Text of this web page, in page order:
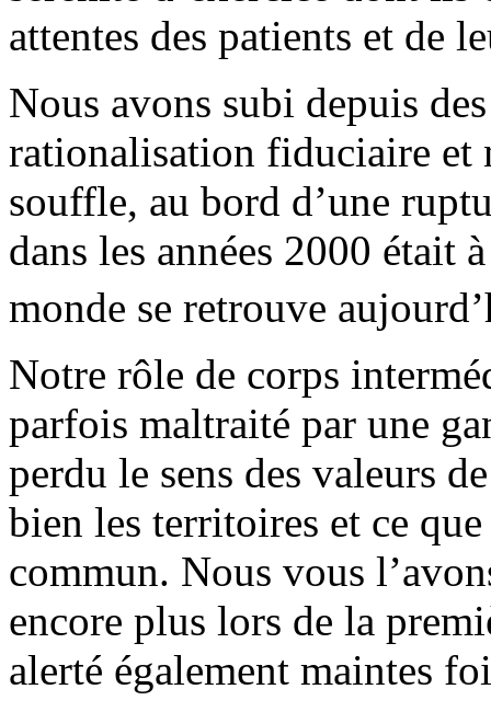
attentes des patients et de
Nous avons subi depuis
rationalisation fiduciaire et
souffle, au bord d’une
dans les années 2000 était
monde se retrouve
Notre rôle de corps
parfois maltraité par une
perdu le sens des valeurs
bien les territoires et ce
commun. Nous vous
encore plus lors de la
alerté également maintes